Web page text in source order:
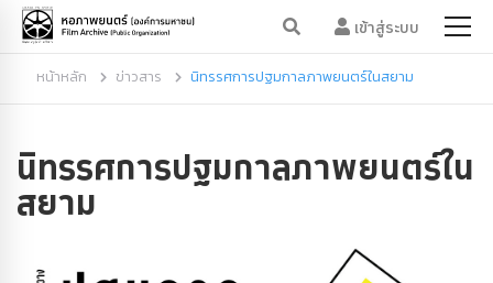
เข้าสู่ระบบ
หน้าหลัก ข่าวสาร นิทรรศการปฐมกาลภาพยนตร์ในสยาม
นิทรรศการปฐมกาลภาพยนตร์ใน
สยาม